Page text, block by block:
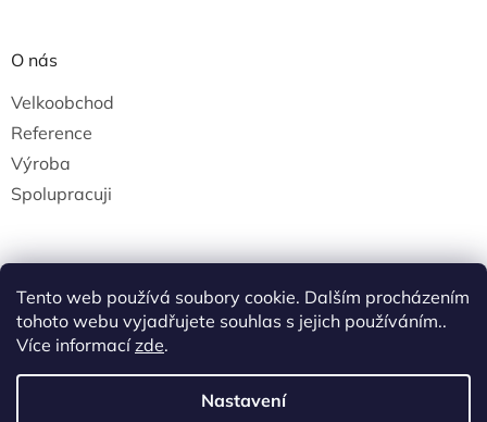
Tento web používá soubory cookie. Dalším procházením
tohoto webu vyjadřujete souhlas s jejich používáním..
Více informacízde.
Nastavení
O nás
Velkoobchod
Reference
Výroba
Spolupracuji
Vytvořil Shoptet